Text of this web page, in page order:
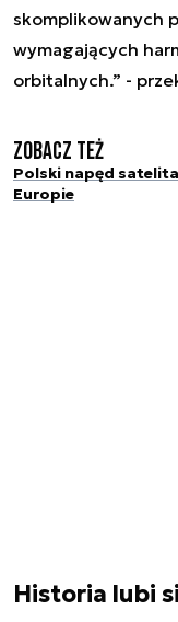
skomplikowanych
wymagających
orbitalnych.” -
Zobacz też
Polski napęd
Europie
Historia lubi